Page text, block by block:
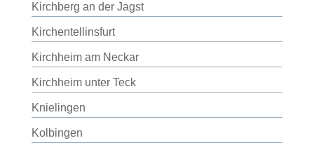
Kirchberg an der Jagst
Kirchentellinsfurt
Kirchheim am Neckar
Kirchheim unter Teck
Knielingen
Kolbingen